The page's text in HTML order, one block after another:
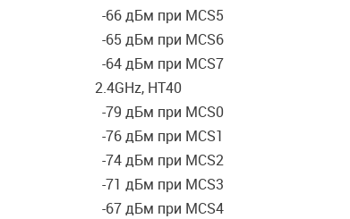
-66 дБм при MCS5
-65 дБм при MCS6
-64 дБм при MCS7
2.4GHz, HT40
-79 дБм при MCS0
-76 дБм при MCS1
-74 дБм при MCS2
-71 дБм при MCS3
-67 дБм при MCS4